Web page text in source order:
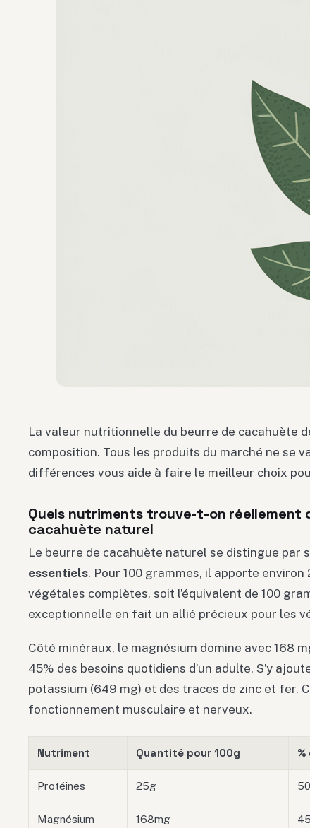
La valeur nutritionnelle du beurre de cacahuète
composition. Tous les produits du marché ne se
différences vous aide à faire le meilleur choix
Quels nutriments trouve-t-on réellement
cacahuète naturel
Le beurre de cacahuète naturel se distingue par
essentiels. Pour 100 grammes, il apporte
végétales complètes, soit l’équivalent de 100
exceptionnelle en fait un allié précieux pour les
Côté minéraux, le magnésium domine avec 168
45% des besoins quotidiens d’un adulte. S’y
potassium (649 mg) et des traces de zinc et fer.
fonctionnement musculaire et nerveux.
Nutriment Quantité pour 100g
Protéines 25g
Magnésium 168mg